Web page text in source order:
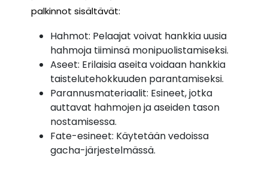
palkinnot sisältävät:
Hahmot: Pelaajat voivat hankkia uusia
hahmoja tiiminsä monipuolistamiseksi.
Aseet: Erilaisia aseita voidaan hankkia
taistelutehokkuuden parantamiseksi.
Parannusmateriaalit: Esineet, jotka
auttavat hahmojen ja aseiden tason
nostamisessa.
Fate-esineet: Käytetään vedoissa
gacha-järjestelmässä.